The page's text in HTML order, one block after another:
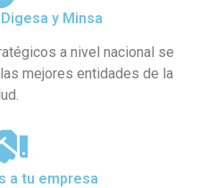
y Minsa​
a nivel nacional se
mejores entidades de la
a tu empresa